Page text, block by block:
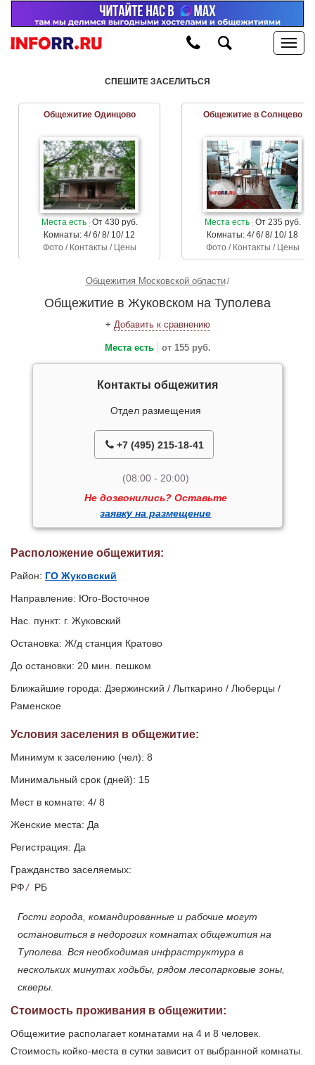
СПЕШИТЕ ЗАСЕЛИТЬСЯ
Общежитие Одинцово
Места есть От 430 руб.
Комнаты: 4/ 6/ 8/ 10/ 12
Фото / Контакты / Цены
Общежитие в Солнцево
Места есть От 235 руб.
Комнаты: 4/ 6/ 8/ 10/ 18
Фото / Контакты / Цены
Общежития Московской области
Общежитие в Жуковском на Туполева
+ Добавить к сравнению
Места есть от 155 руб.
Контакты общежития
Отдел размещения
+7 (495) 215-18-41
(08:00 - 20:00)
Не дозвонились? Оставьте
заявку на размещение
Расположение общежития:
Район: ГО Жуковский
Направление: Юго-Восточное
Нас. пункт: г. Жуковский
Остановка: Ж/д станция Кратово
До остановки: 20 мин. пешком
Ближайшие города: Дзержинский / Лыткарино / Люберцы /
Раменское
Условия заселения в общежитие:
Минимум к заселению (чел): 8
Минимальный срок (дней): 15
Мест в комнате: 4/ 8
Женские места: Да
Регистрация: Да
Гражданство заселяемых:
РФ/ РБ
Гости города, командированные и рабочие могут
остановиться в недорогих комнатах общежития на
Туполева. Вся необходимая инфраструктура в
нескольких минутах ходьбы, рядом лесопарковые зоны,
скверы.
Стоимость проживания в общежитии:
Общежитие располагает комнатами на 4 и 8 человек.
Стоимость койко-места в сутки зависит от выбранной комнаты.